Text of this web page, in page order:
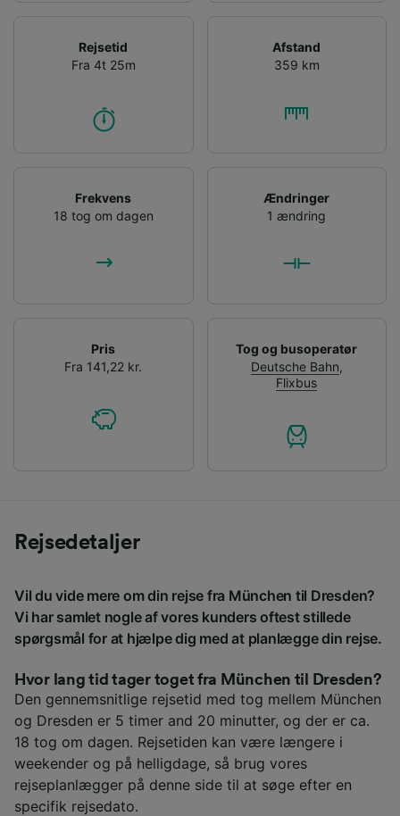
Rejsetid
Fra 4t 25m
Afstand
359 km
Frekvens
18 tog om dagen
Ændringer
1 ændring
Pris
Fra 141,22 kr.
Tog og busoperatør
Deutsche Bahn,
Flixbus
Rejsedetaljer
Vil du vide mere om din rejse fra München til Dresden?
Vi har samlet nogle af vores kunders oftest stillede
spørgsmål for at hjælpe dig med at planlægge din rejse.
Hvor lang tid tager toget fra München til Dresden?
Den gennemsnitlige rejsetid med tog mellem München
og Dresden er 5 timer and 20 minutter, og der er ca.
18 tog om dagen. Rejsetiden kan være længere i
weekender og på helligdage, så brug vores
rejseplanlægger på denne side til at søge efter en
specifik rejsedato.